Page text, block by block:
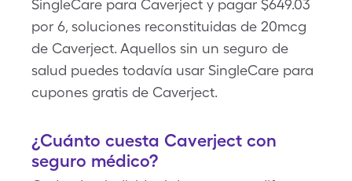
SingleCare para Caverject y pagar $649.03
por 6, soluciones reconstituidas de 20mcg
de Caverject. Aquellos sin un seguro de
salud puedes todavía usar SingleCare para
cupones gratis de Caverject.
¿Cuánto cuesta Caverject con
seguro médico?